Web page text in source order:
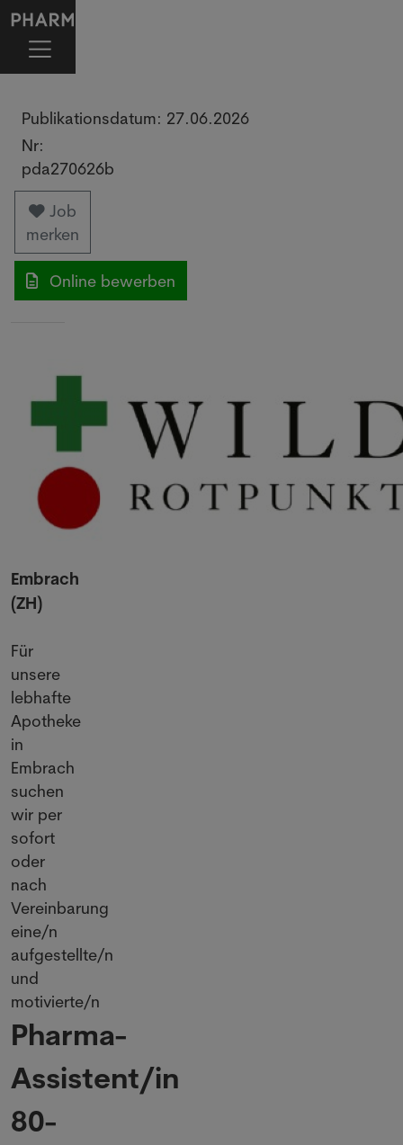
Publikationsdatum: 27.06.2026
Nr:
pda270626b
Job
merken
Online bewerben
Embrach
(ZH)
Für
unsere
lebhafte
Apotheke
in
Embrach
suchen
wir per
sofort
oder
nach
Vereinbarung
eine/n
aufgestellte/n
und
motivierte/n
Pharma-
Assistent/in
80-